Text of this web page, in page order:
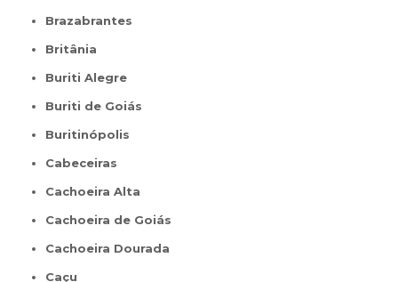
Brazabrantes
Britânia
Buriti Alegre
Buriti de Goiás
Buritinópolis
Cabeceiras
Cachoeira Alta
Cachoeira de Goiás
Cachoeira Dourada
Caçu